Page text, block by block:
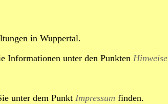
in Wuppertal.
Informationen unter den Punkten Hinweise
unter dem Punkt Impressum finden.